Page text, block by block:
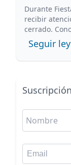
Durante
recibir
cerrado.
septiembre.
Seguir